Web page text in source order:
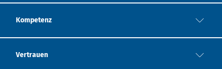
Kompetenz
Vertrauen